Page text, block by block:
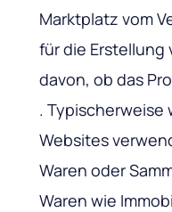
Marktplatz vom
für die Erstellung
davon, ob das
. Typischerweise
Websites
Waren oder
Waren wie